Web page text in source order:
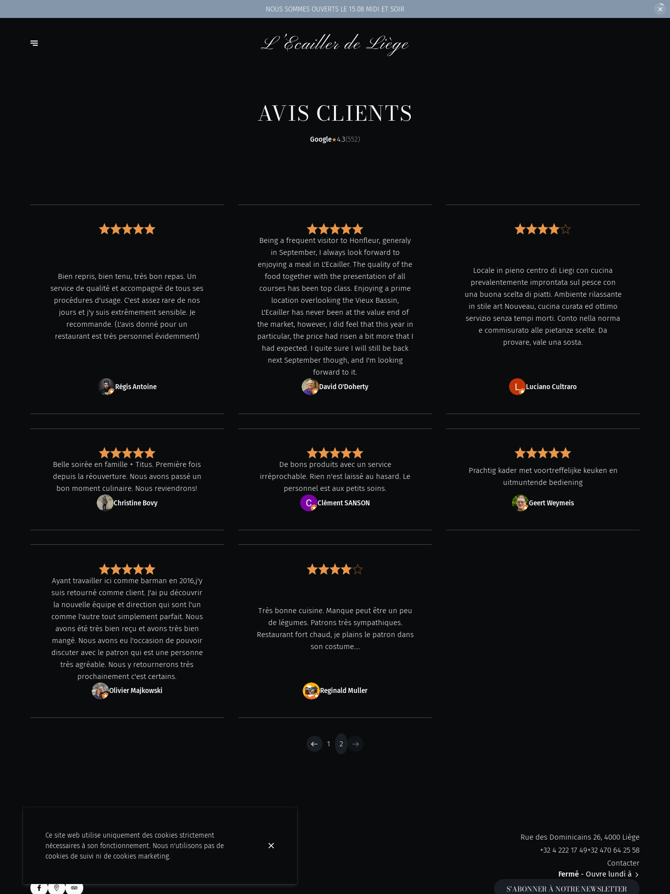
NOUS SOMMES OUVERTS LE 15.08 MIDI ET SOIR
AVIS CLIENTS
Google★4.3(552)
Bien repris, bien tenu, très bon repas. Un
service de qualité et accompagné de tous ses
procédures d'usage. C'est assez rare de nos
jours et j'y suis extrêmement sensible. Je
recommande. (L'avis donné pour un
restaurant est très personnel évidemment)
Régis Antoine
Being a frequent visitor to Honfleur, generaly
in September, I always look forward to
enjoying a meal in L'Ecailler. The quality of the
food together with the presentation of all
courses has been top class. Enjoying a prime
location overlooking the Vieux Bassin,
L'Ecailler has never been at the value end of
the market, however, I did feel that this year in
particular, the price had risen a bit more that I
had expected. I quite sure I will still be back
next September though, and I'm looking
forward to it.
David O'Doherty
Locale in pieno centro di Liegi con cucina
prevalentemente improntata sul pesce con
una buona scelta di piatti. Ambiente rilassante
in stile art Nouveau, cucina curata ed ottimo
servizio senza tempi morti. Conto nella norma
e commisurato alle pietanze scelte. Da
provare, vale una sosta.
Luciano Cultraro
Belle soirée en famille + Titus. Première fois
depuis la réouverture. Nous avons passé un
bon moment culinaire. Nous reviendrons!
Christine Bovy
De bons produits avec un service
irréprochable. Rien n'est laissé au hasard. Le
personnel est aux petits soins.
Clément SANSON
Prachtig kader met voortreffelijke keuken en
uitmuntende bediening
Geert Weymeis
Ayant travailler ici comme barman en 2016,j'y
suis retourné comme client. J'ai pu découvrir
la nouvelle équipe et direction qui sont l'un
comme l'autre tout simplement parfait. Nous
avons été très bien reçu et avons très bien
mangé. Nous avons eu l'occasion de pouvoir
discuter avec le patron qui est une personne
très agréable. Nous y retournerons très
prochainement c'est certains.
Olivier Majkowski
Très bonne cuisine. Manque peut être un peu
de légumes. Patrons très sympathiques.
Restaurant fort chaud, je plains le patron dans
son costume....
Reginald Muller
1 2
Rue des Dominicains 26, 4000 Liège
+32 4 222 17 49+32 470 64 25 58
Contacter
Fermé- Ouvre lundi à
S'ABONNER À NOTRE NEWSLETTER
Ce site web utilise uniquement des cookies strictement
nécessaires à son fonctionnement. Nous n'utilisons pas de
cookies de suivi ni de cookies marketing.